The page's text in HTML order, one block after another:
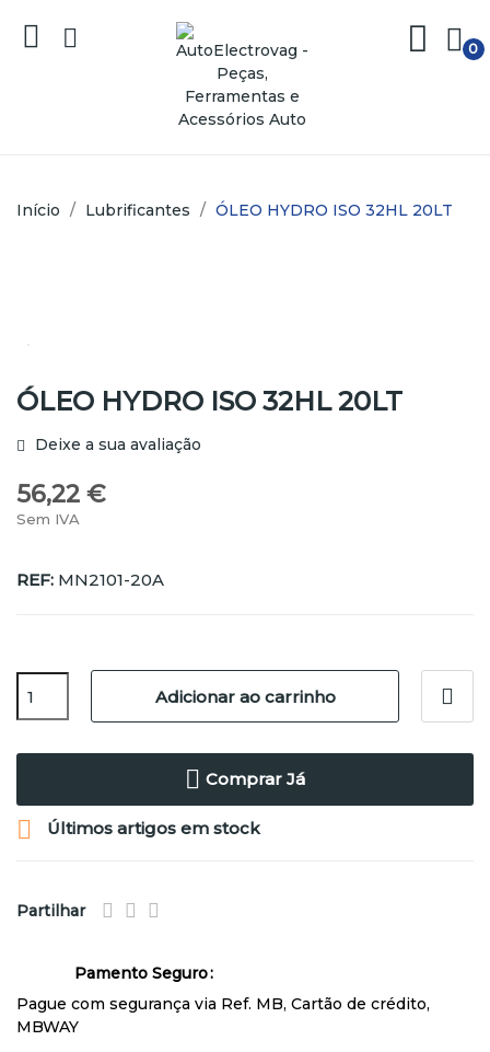
0
Início Lubrificantes ÓLEO HYDRO ISO 32HL 20LT
ÓLEO HYDRO ISO 32HL 20LT
Deixe a sua avaliação
56,22 €
Sem IVA
REF: MN2101-20A
Adicionar ao carrinho
Comprar Já
 Últimos artigos em stock
Partilhar
Pamento Seguro
Pague com segurança via Ref. MB, Cartão de crédito,
MBWAY